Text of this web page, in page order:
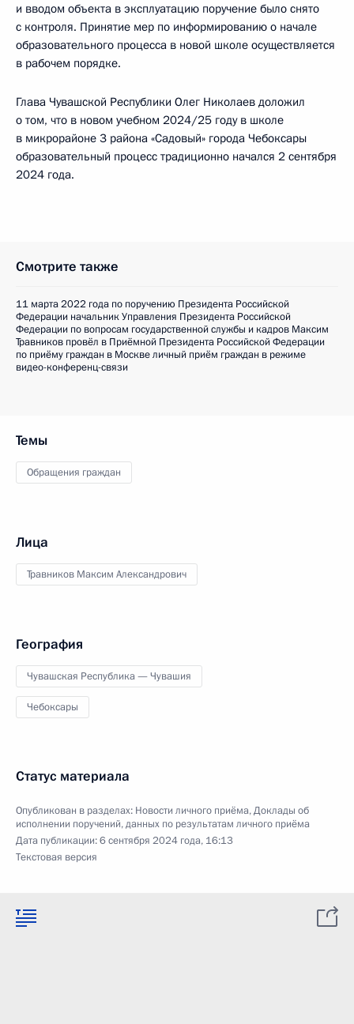
и вводом объекта в эксплуатацию поручение было снято
с контроля. Принятие мер по информированию о начале
образовательного процесса в новой школе осуществляется
в рабочем порядке.
Глава Чувашской Республики Олег Николаев доложил
о том, что в новом учебном 2024/25 году в школе
в микрорайоне 3 района «Садовый» города Чебоксары
образовательный процесс традиционно начался 2 сентября
2024 года.
Смотрите также
11 марта 2022 года по поручению Президента Российской
Федерации начальник Управления Президента Российской
Федерации по вопросам государственной службы и кадров Максим
Травников провёл в Приёмной Президента Российской Федерации
по приёму граждан в Москве личный приём граждан в режиме
видео-конференц-связи
Темы
Обращения граждан
Лица
Травников Максим Александрович
География
Чувашская Республика — Чувашия
Чебоксары
Статус материала
Опубликован в разделах: Новости личного приёма,Доклады об
исполнении поручений, данных по результатам личного приёма
Дата публикации:6 сентября 2024 года, 16:13
Текстовая версия